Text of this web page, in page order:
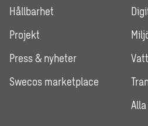
Hållbarhet
Projekt
Press & nyheter
Swecos marketplace